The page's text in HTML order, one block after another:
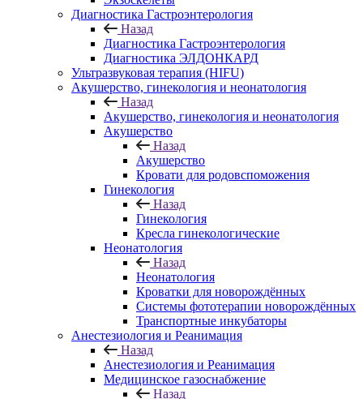
Диагностика Гастроэнтерология
Назад
Диагностика Гастроэнтерология
Диагностика ЭЛДОНКАРД
Ультразвуковая терапия (HIFU)
Акушерство, гинекология и неонатология
Назад
Акушерство, гинекология и неонатология
Акушерство
Назад
Акушерство
Кровати для родовспоможения
Гинекология
Назад
Гинекология
Кресла гинекологические
Неонатология
Назад
Неонатология
Кроватки для новорождённых
Системы фототерапии новорождённых
Транспортные инкубаторы
Анестезиология и Реанимация
Назад
Анестезиология и Реанимация
Медицинское газоснабжение
Назад